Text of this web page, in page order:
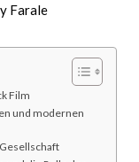
Farale
Film
und modernen